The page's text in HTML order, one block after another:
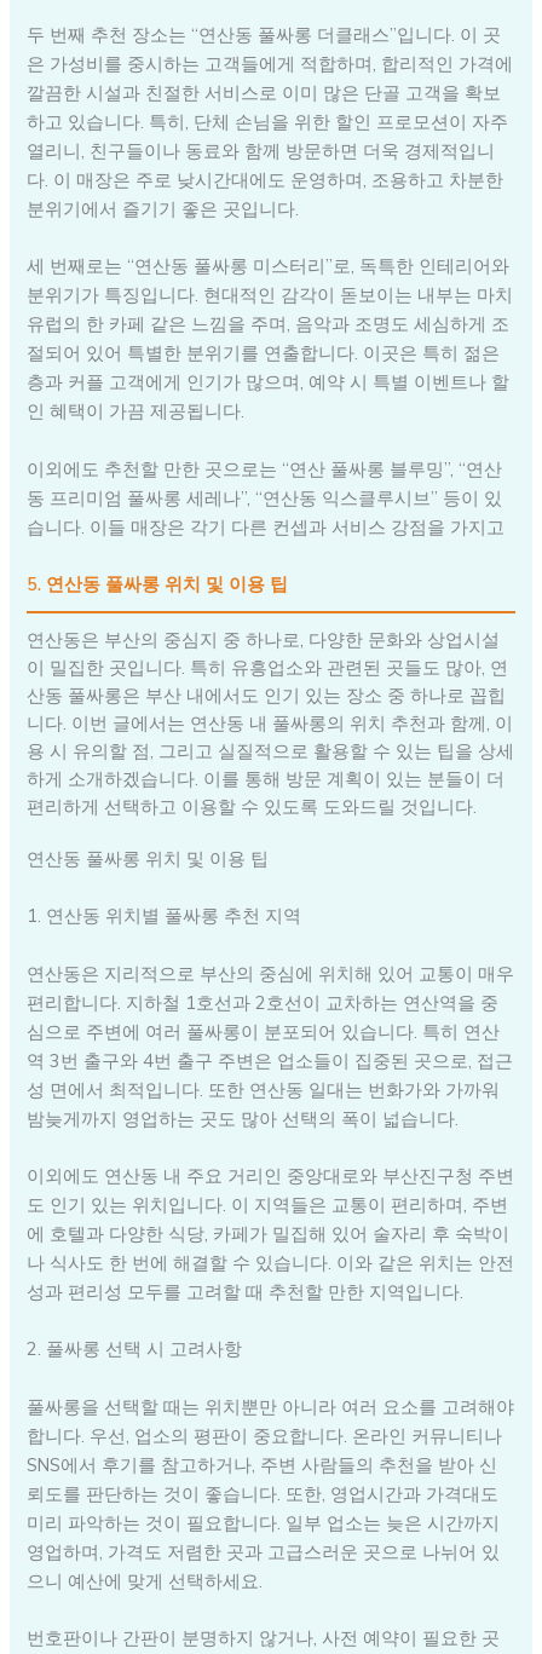
두 번째 추천 장소는 “연산동 풀싸롱 더클래스”입니다. 이 곳
은 가성비를 중시하는 고객들에게 적합하며, 합리적인 가격에
깔끔한 시설과 친절한 서비스로 이미 많은 단골 고객을 확보
하고 있습니다. 특히, 단체 손님을 위한 할인 프로모션이 자주
열리니, 친구들이나 동료와 함께 방문하면 더욱 경제적입니
다. 이 매장은 주로 낮시간대에도 운영하며, 조용하고 차분한
분위기에서 즐기기 좋은 곳입니다.
세 번째로는 “연산동 풀싸롱 미스터리”로, 독특한 인테리어와
분위기가 특징입니다. 현대적인 감각이 돋보이는 내부는 마치
유럽의 한 카페 같은 느낌을 주며, 음악과 조명도 세심하게 조
절되어 있어 특별한 분위기를 연출합니다. 이곳은 특히 젊은
층과 커플 고객에게 인기가 많으며, 예약 시 특별 이벤트나 할
인 혜택이 가끔 제공됩니다.
이외에도 추천할 만한 곳으로는 “연산 풀싸롱 블루밍”, “연산
동 프리미엄 풀싸롱 세레나”, “연산동 익스클루시브” 등이 있
습니다. 이들 매장은 각기 다른 컨셉과 서비스 강점을 가지고
5. 연산동 풀싸롱 위치 및 이용 팁
연산동은 부산의 중심지 중 하나로, 다양한 문화와 상업시설
이 밀집한 곳입니다. 특히 유흥업소와 관련된 곳들도 많아, 연
산동 풀싸롱은 부산 내에서도 인기 있는 장소 중 하나로 꼽힙
니다. 이번 글에서는 연산동 내 풀싸롱의 위치 추천과 함께, 이
용 시 유의할 점, 그리고 실질적으로 활용할 수 있는 팁을 상세
하게 소개하겠습니다. 이를 통해 방문 계획이 있는 분들이 더
편리하게 선택하고 이용할 수 있도록 도와드릴 것입니다.
연산동 풀싸롱 위치 및 이용 팁
1. 연산동 위치별 풀싸롱 추천 지역
연산동은 지리적으로 부산의 중심에 위치해 있어 교통이 매우
편리합니다. 지하철 1호선과 2호선이 교차하는 연산역을 중
심으로 주변에 여러 풀싸롱이 분포되어 있습니다. 특히 연산
역 3번 출구와 4번 출구 주변은 업소들이 집중된 곳으로, 접근
성 면에서 최적입니다. 또한 연산동 일대는 번화가와 가까워
밤늦게까지 영업하는 곳도 많아 선택의 폭이 넓습니다.
이외에도 연산동 내 주요 거리인 중앙대로와 부산진구청 주변
도 인기 있는 위치입니다. 이 지역들은 교통이 편리하며, 주변
에 호텔과 다양한 식당, 카페가 밀집해 있어 술자리 후 숙박이
나 식사도 한 번에 해결할 수 있습니다. 이와 같은 위치는 안전
성과 편리성 모두를 고려할 때 추천할 만한 지역입니다.
2. 풀싸롱 선택 시 고려사항
풀싸롱을 선택할 때는 위치뿐만 아니라 여러 요소를 고려해야
합니다. 우선, 업소의 평판이 중요합니다. 온라인 커뮤니티나
SNS에서 후기를 참고하거나, 주변 사람들의 추천을 받아 신
뢰도를 판단하는 것이 좋습니다. 또한, 영업시간과 가격대도
미리 파악하는 것이 필요합니다. 일부 업소는 늦은 시간까지
영업하며, 가격도 저렴한 곳과 고급스러운 곳으로 나뉘어 있
으니 예산에 맞게 선택하세요.
번호판이나 간판이 분명하지 않거나, 사전 예약이 필요한 곳